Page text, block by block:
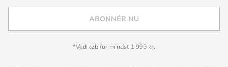
ABONNÉR NU
*Ved køb for mindst 1 999 kr.